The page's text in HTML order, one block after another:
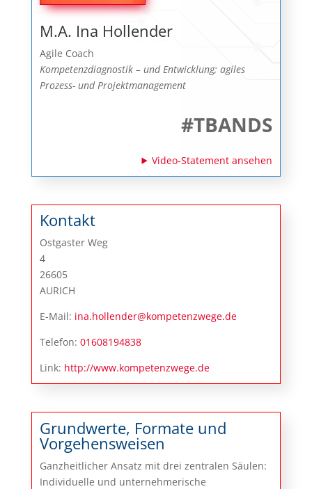
M.A. Ina Hollender
Agile Coach
Kompetenzdiagnostik – und Entwicklung; agiles
Prozess- und Projektmanagement
#TBANDS
Video-Statement ansehen
Kontakt
Ostgaster Weg
4
26605
AURICH
E-Mail: ina.hollender@kompetenzwege.de
Telefon: 01608194838
Link: http://www.kompetenzwege.de
Grundwerte, Formate und
Vorgehensweisen
Ganzheitlicher Ansatz mit drei zentralen Säulen:
Individuelle und unternehmerische